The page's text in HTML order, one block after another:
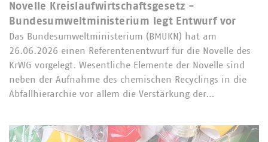
Novelle Kreislaufwirtschaftsgesetz -
Bundesumweltministerium legt Entwurf vor
Das Bundesumweltministerium (BMUKN) hat am
26.06.2026 einen Referentenentwurf für die Novelle des
KrWG vorgelegt. Wesentliche Elemente der Novelle sind
neben der Aufnahme des chemischen Recyclings in die
Abfallhierarchie vor allem die Verstärkung der…